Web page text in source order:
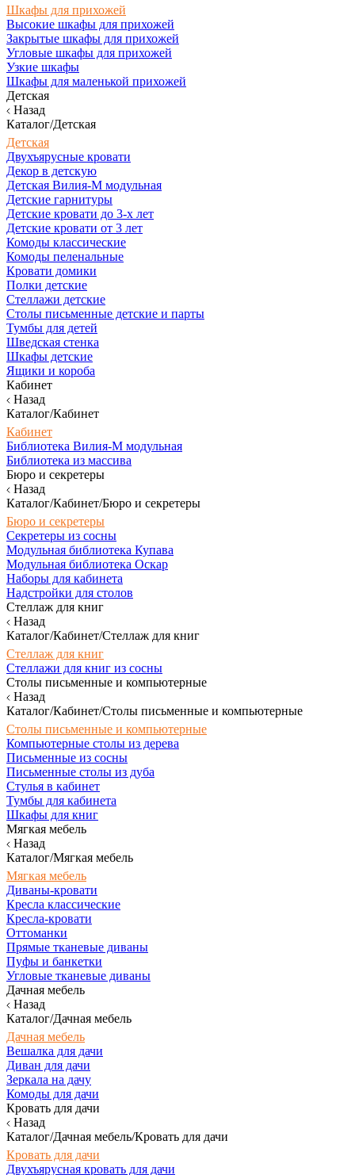
Шкафы для прихожей
Высокие шкафы для прихожей
Закрытые шкафы для прихожей
Угловые шкафы для прихожей
Узкие шкафы
Шкафы для маленькой прихожей
Детская
Назад
Каталог/Детская
Детская
Двухъярусные кровати
Декор в детскую
Детская Вилия-М модульная
Детские гарнитуры
Детские кровати до 3-х лет
Детские кровати от 3 лет
Комоды классические
Комоды пеленальные
Кровати домики
Полки детские
Стеллажи детские
Столы письменные детские и парты
Тумбы для детей
Шведская стенка
Шкафы детские
Ящики и короба
Кабинет
Назад
Каталог/Кабинет
Кабинет
Библиотека Вилия-М модульная
Библиотека из массива
Бюро и секретеры
Назад
Каталог/Кабинет/Бюро и секретеры
Бюро и секретеры
Секретеры из сосны
Модульная библиотека Купава
Модульная библиотека Оскар
Наборы для кабинета
Надстройки для столов
Стеллаж для книг
Назад
Каталог/Кабинет/Стеллаж для книг
Стеллаж для книг
Стеллажи для книг из сосны
Столы письменные и компьютерные
Назад
Каталог/Кабинет/Столы письменные и компьютерные
Столы письменные и компьютерные
Компьютерные столы из дерева
Письменные из сосны
Письменные столы из дуба
Стулья в кабинет
Тумбы для кабинета
Шкафы для книг
Мягкая мебель
Назад
Каталог/Мягкая мебель
Мягкая мебель
Диваны-кровати
Кресла классические
Кресла-кровати
Оттоманки
Прямые тканевые диваны
Пуфы и банкетки
Угловые тканевые диваны
Дачная мебель
Назад
Каталог/Дачная мебель
Дачная мебель
Вешалка для дачи
Диван для дачи
Зеркала на дачу
Комоды для дачи
Кровать для дачи
Назад
Каталог/Дачная мебель/Кровать для дачи
Кровать для дачи
Двухъярусная кровать для дачи